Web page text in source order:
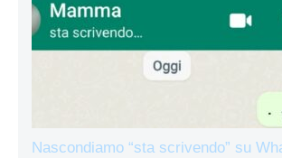
Nascondiamo “sta scrivendo” su